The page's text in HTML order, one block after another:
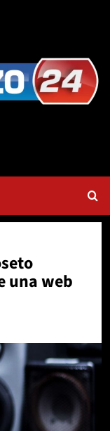
una web